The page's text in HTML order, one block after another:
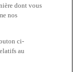
dont vous
nos
ci-
au